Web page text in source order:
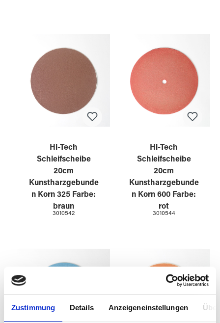
Zustimmung Details Anzeigeneinstellungen
Hi-Tech
Schleifscheibe
20cm
Kunstharzgebunde
n Korn 325 Farbe:
braun
3010542
Hi-Tech
Schleifscheibe
20cm
Kunstharzgebunde
n Korn 600 Farbe:
rot
3010544